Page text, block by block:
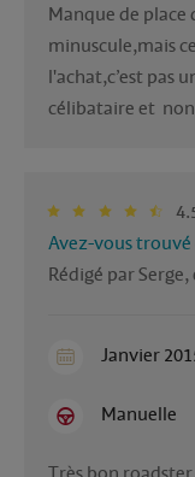
Manque de
minuscule,mais
l'achat,c’est pas
célibataire et
Avez-vous trouvé
Rédigé par
Janvier
Manuelle